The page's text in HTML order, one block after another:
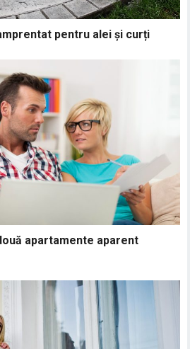
pentru alei și curți
apartamente aparent